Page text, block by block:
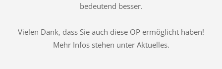
bedeutend besser.
Vielen Dank, dass Sie auch diese OP ermöglicht haben!
Mehr Infos stehen unter Aktuelles.